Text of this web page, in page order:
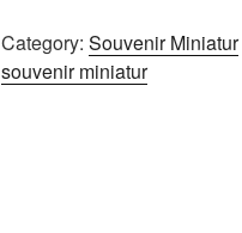
Category: Souvenir Miniatur
souvenir miniatur